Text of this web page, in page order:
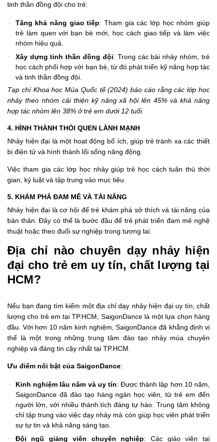
tinh thần đồng đội cho trẻ:
Tăng khả năng giao tiếp: Tham gia các lớp học nhóm giúp
trẻ làm quen với bạn bè mới, học cách giao tiếp và làm việc
nhóm hiệu quả.
Xây dựng tinh thần đồng đội: Trong các bài nhảy nhóm, trẻ
học cách phối hợp với bạn bè, từ đó phát triển kỹ năng hợp tác
và tinh thần đồng đội.
Tạp chí Khoa học Múa Quốc tế (2024) báo cáo rằng các lớp học
nhảy theo nhóm cải thiện kỹ năng xã hội lên 45% và khả năng
hợp tác nhóm lên 38% ở trẻ em dưới 12 tuổi.
4. HÌNH THÀNH THÓI QUEN LÀNH MẠNH
Nhảy hiện đại là một hoạt động bổ ích, giúp trẻ tránh xa các thiết
bị điện tử và hình thành lối sống năng động.
Việc tham gia các lớp học nhảy giúp trẻ học cách tuân thủ thời
gian, kỷ luật và tập trung vào mục tiêu.
5. KHÁM PHÁ ĐAM MÊ VÀ TÀI NĂNG
Nhảy hiện đại là cơ hội để trẻ khám phá sở thích và tài năng của
bản thân. Đây có thể là bước đầu để trẻ phát triển đam mê nghệ
thuật hoặc theo đuổi sự nghiệp trong tương lai.
Địa chỉ nào chuyên dạy nhảy hiện
đại cho trẻ em uy tín, chất lượng tại
HCM?
Nếu bạn đang tìm kiếm một địa chỉ dạy nhảy hiện đại uy tín, chất
lượng cho trẻ em tại TP.HCM, SaigonDance là một lựa chọn hàng
đầu. Với hơn 10 năm kinh nghiệm, SaigonDance đã khẳng định vị
thế là một trong những trung tâm đào tạo nhảy múa chuyên
nghiệp và đáng tin cậy nhất tại TP.HCM.
Ưu điểm nổi bật của SaigonDance:
Kinh nghiệm lâu năm và uy tín: Được thành lập hơn 10 năm,
SaigonDance đã đào tạo hàng ngàn học viên, từ trẻ em đến
người lớn, với nhiều thành tích đáng tự hào. Trung tâm không
chỉ tập trung vào việc dạy nhảy mà còn giúp học viên phát triển
sự tự tin và khả năng sáng tạo.
Đội ngũ giảng viên chuyên nghiệp: Các giáo viên tại